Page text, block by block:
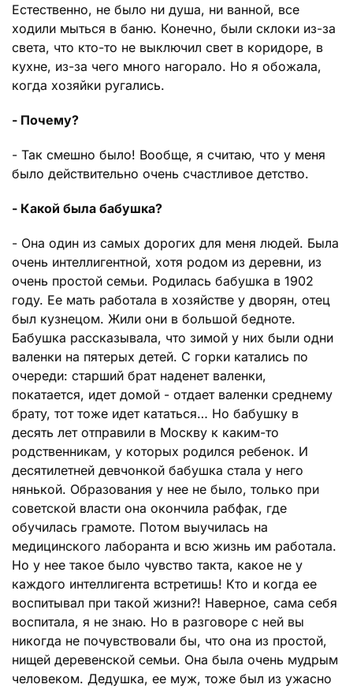
Естественно, не было ни душа, ни ванной, все
ходили мыться в баню. Конечно, были склоки из-за
света, что кто-то не выключил свет в коридоре, в
кухне, из-за чего много нагорало. Но я обожала,
когда хозяйки ругались.
- Почему?
- Так смешно было! Вообще, я считаю, что у меня
было действительно очень счастливое детство.
- Какой была бабушка?
- Она один из самых дорогих для меня людей. Была
очень интеллигентной, хотя родом из деревни, из
очень простой семьи. Родилась бабушка в 1902
году. Ее мать работала в хозяйстве у дворян, отец
был кузнецом. Жили они в большой бедноте.
Бабушка рассказывала, что зимой у них были одни
валенки на пятерых детей. С горки катались по
очереди: старший брат наденет валенки,
покатается, идет домой - отдает валенки среднему
брату, тот тоже идет кататься… Но бабушку в
десять лет отправили в Москву к каким-то
родственникам, у которых родился ребенок. И
десятилетней девчонкой бабушка стала у него
нянькой. Образования у нее не было, только при
советской власти она окончила рабфак, где
обучилась грамоте. Потом выучилась на
медицинского лаборанта и всю жизнь им работала.
Но у нее такое было чувство такта, какое не у
каждого интеллигента встретишь! Кто и когда ее
воспитывал при такой жизни?! Наверное, сама себя
воспитала, я не знаю. Но в разговоре с ней вы
никогда не почувствовали бы, что она из простой,
нищей деревенской семьи. Она была очень мудрым
человеком. Дедушка, ее муж, тоже был из ужасно